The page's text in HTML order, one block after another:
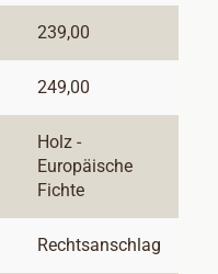
239,00
249,00
Holz -
Europäische
Fichte
Rechtsanschlag